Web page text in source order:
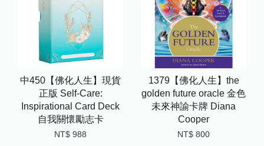
中450【佛化人生】現貨
正版 Self-Care:
Inspirational Card Deck
自我關懷勵志卡
NT$ 988
1379【佛化人生】the
golden future oracle 金色
未來神諭卡牌 Diana
Cooper
NT$ 800